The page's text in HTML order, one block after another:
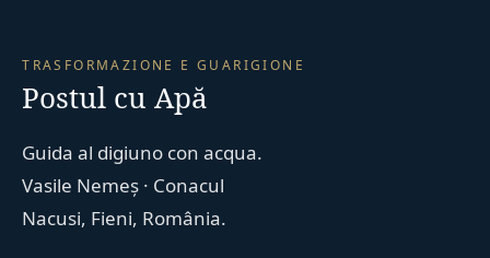
TRASFORMAZIONE E GUARIGIONE
Postul cu Apă
Guida al digiuno con acqua.
Vasile Nemeș · Conacul
Nacusi, Fieni, România.